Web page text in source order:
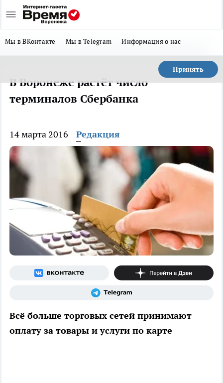
Мы в ВКонтакте Мы в Telegram Информация о нас
Принять
В Воронеже растёт число
терминалов Сбербанка
14 марта 2016 Редакция
Всё больше торговых сетей принимают
оплату за товары и услуги по карте